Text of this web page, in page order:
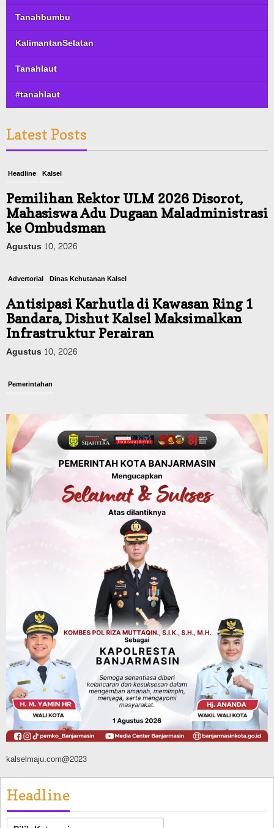
Tanahbumbu
KalimantanSelatan
Tanahlaut
#tanahlaut
Latest Posts
Headline Kalsel
Pemilihan Rektor ULM 2026 Disorot,
Mahasiswa Adu Dugaan Maladministrasi
ke Ombudsman
Agustus 10, 2026
Advertorial Dinas Kehutanan Kalsel
Antisipasi Karhutla di Kawasan Ring 1
Bandara, Dishut Kalsel Maksimalkan
Infrastruktur Perairan
Agustus 10, 2026
Pemerintahan
Kalsel Buat Kajian dan Akui Tak Punya
Kewenangan karena Aset Jalan Nasional
Agustus 10, 2026
Headline Pemerintahan
Kasus ISPA Banjarbaru Tembus 21.323,
Melonjak Sejak Bulan Juli Tahun 2026
Dinas Kehutanan Kalsel
Siapsiaga Ancaman Karhutla di Tahura,
Sarana Pendukunga Pemadaman
Ditempatkan di Sejumlah Titik Rawan
Agustus 10, 2026
kalselmaju.com@2023
Headline
Headline